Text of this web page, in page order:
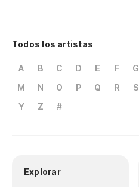
Todos los artistas
A B C D E F G
M
N O P Q R S
Y
Z #
Explorar